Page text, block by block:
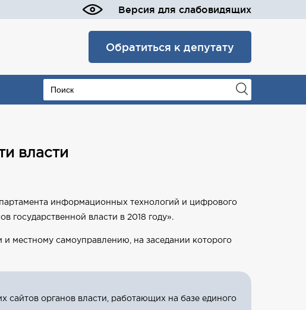
Версия для слабовидящих
Обратиться к депутату
власти
информационных технологий и цифрового
государственной власти в 2018 году».
местному самоуправлению, на заседании которого
сайтов органов власти, работающих на базе единого